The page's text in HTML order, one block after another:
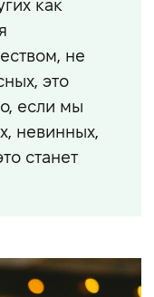
как
не
это
если мы
невинных,
станет